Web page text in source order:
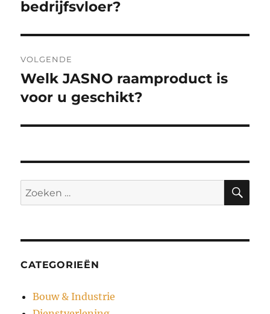
bedrijfsvloer?
VOLGENDE
Volgend
bericht:
Welk JASNO raamproduct is
voor u geschikt?
Zoeken
naar:
CATEGORIEËN
Bouw & Industrie